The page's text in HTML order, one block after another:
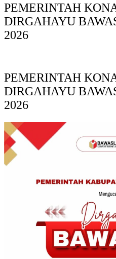
PEMERINTAH
DIRGAHAYU
2026
PEMERINTAH
DIRGAHAYU
2026